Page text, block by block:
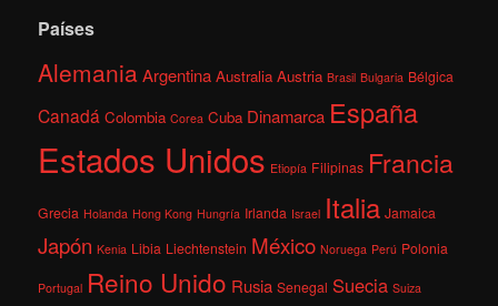
Países
AlemaniaArgentina Australia Austria Brasil Bulgaria Bélgica
Canadá Colombia Corea Cuba Dinamarca España
Estados Unidos Etiopía Filipinas Francia
Grecia Holanda Hong Kong Hungría Irlanda Israel Italia Jamaica
Japón Kenia Libia Liechtenstein México Noruega Perú Polonia
Portugal Reino Unido Rusia Senegal Suecia Suiza